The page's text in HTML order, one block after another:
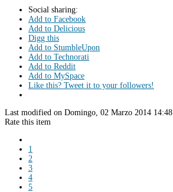
Social sharing:
Add to Facebook
Add to Delicious
Digg this
Add to StumbleUpon
Add to Technorati
Add to Reddit
Add to MySpace
Like this? Tweet it to your followers!
Last modified on Domingo, 02 Marzo 2014 14:48
Rate this item
1
2
3
4
5